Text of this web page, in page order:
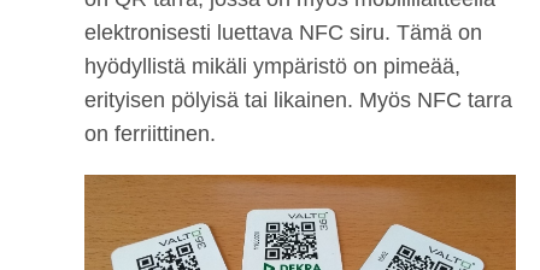
elektronisesti luettava NFC siru. Tämä on
hyödyllistä mikäli ympäristö on pimeää,
erityisen pölyisä tai likainen. Myös NFC tarra
on ferriittinen.